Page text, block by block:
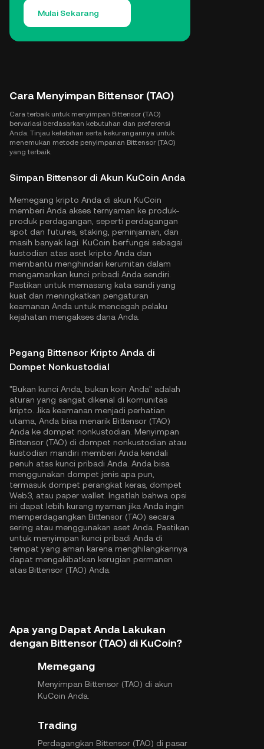
Mulai Sekarang
Cara Menyimpan Bittensor (TAO)
Cara terbaik untuk menyimpan Bittensor (TAO)
bervariasi berdasarkan kebutuhan dan preferensi
Anda. Tinjau kelebihan serta kekurangannya untuk
menemukan metode penyimpanan Bittensor (TAO)
yang terbaik.
Simpan Bittensor di Akun KuCoin Anda
Memegang kripto Anda di akun KuCoin
memberi Anda akses ternyaman ke produk-
produk perdagangan, seperti perdagangan
spot dan futures, staking, peminjaman, dan
masih banyak lagi. KuCoin berfungsi sebagai
kustodian atas aset kripto Anda dan
membantu menghindari kerumitan dalam
mengamankan kunci pribadi Anda sendiri.
Pastikan untuk memasang kata sandi yang
kuat dan meningkatkan pengaturan
keamanan Anda untuk mencegah pelaku
kejahatan mengakses dana Anda.
Pegang Bittensor Kripto Anda di
Dompet Nonkustodial
"Bukan kunci Anda, bukan koin Anda" adalah
aturan yang sangat dikenal di komunitas
kripto. Jika keamanan menjadi perhatian
utama, Anda bisa menarik Bittensor (TAO)
Anda ke dompet nonkustodian. Menyimpan
Bittensor (TAO) di dompet nonkustodian atau
kustodian mandiri memberi Anda kendali
penuh atas kunci pribadi Anda. Anda bisa
menggunakan dompet jenis apa pun,
termasuk dompet perangkat keras, dompet
Web3, atau paper wallet. Ingatlah bahwa opsi
ini dapat lebih kurang nyaman jika Anda ingin
memperdagangkan Bittensor (TAO) secara
sering atau menggunakan aset Anda. Pastikan
untuk menyimpan kunci pribadi Anda di
tempat yang aman karena menghilangkannya
dapat mengakibatkan kerugian permanen
atas Bittensor (TAO) Anda.
Apa yang Dapat Anda Lakukan
dengan Bittensor (TAO) di KuCoin?
Memegang
Menyimpan Bittensor (TAO) di akun
KuCoin Anda.
Trading
Perdagangkan Bittensor (TAO) di pasar